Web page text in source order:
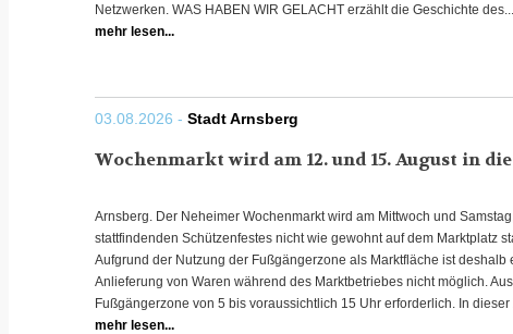
Netzwerken. WAS HABEN WIR GELACHT erzählt die Geschichte des...
mehr lesen...
03.08.2026 - Stadt Arnsberg
Wochenmarkt wird am 12. und 15. August in
Arnsberg. Der Neheimer Wochenmarkt wird am Mittwoch und
stattfindenden Schützenfestes nicht wie gewohnt auf dem Marktplatz
Aufgrund der Nutzung der Fußgängerzone als Marktfläche ist
Anlieferung von Waren während des Marktbetriebes nicht möglich.
Fußgängerzone von 5 bis voraussichtlich 15 Uhr erforderlich. In dieser
mehr lesen...